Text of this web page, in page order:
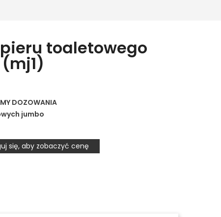
toaletowego
DOZOWANIA
jumbo
się, aby zobaczyć cenę